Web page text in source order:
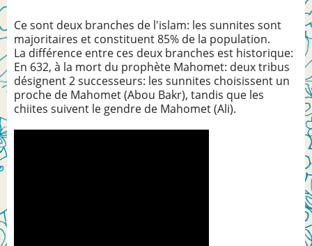
Ce sont deux branches de l'islam: les sunnites sont
majoritaires et constituent 85% de la population.
La différence entre ces deux branches est historique:
En 632, à la mort du prophète Mahomet: deux tribus
désignent 2 successeurs: les sunnites choisissent un
proche de Mahomet (Abou Bakr), tandis que les
chiites suivent le gendre de Mahomet (Ali).